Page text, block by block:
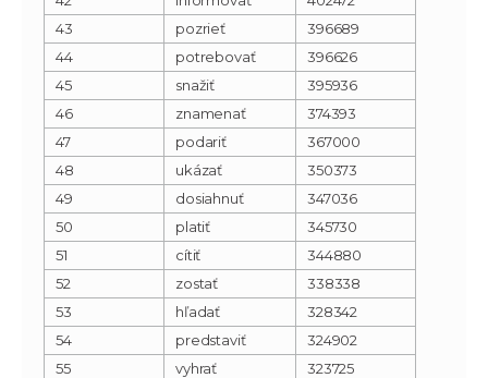
43
pozrieť
396689
44
potrebovať
396626
45
snažiť
395936
46
znamenať
374393
47
podariť
367000
48
ukázať
350373
49
dosiahnuť
347036
50
platiť
345730
51
cítiť
344880
52
zostať
338338
53
hľadať
328342
54
predstaviť
324902
55
vyhrať
323725